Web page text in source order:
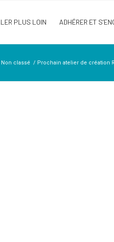
PLUS LOIN ADHÉRER ET
Non classé / Prochain atelier de création